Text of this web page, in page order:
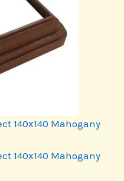
140х140 Mahogany
140х140 Mahogany